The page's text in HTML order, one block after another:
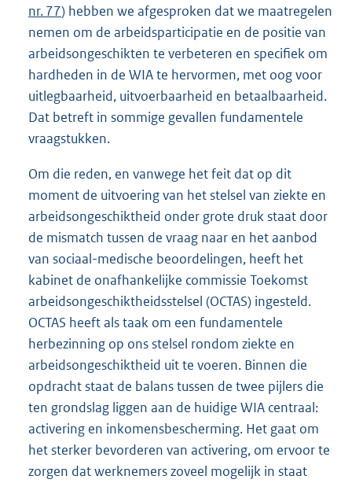
nr. 77) hebben we afgesproken dat we maatregelen
nemen om de arbeidsparticipatie en de positie van
arbeidsongeschikten te verbeteren en specifiek om
hardheden in de WIA te hervormen, met oog voor
uitlegbaarheid, uitvoerbaarheid en betaalbaarheid.
Dat betreft in sommige gevallen fundamentele
vraagstukken.
Om die reden, en vanwege het feit dat op dit
moment de uitvoering van het stelsel van ziekte en
arbeidsongeschiktheid onder grote druk staat door
de mismatch tussen de vraag naar en het aanbod
van sociaal-medische beoordelingen, heeft het
kabinet de onafhankelijke commissie Toekomst
arbeidsongeschiktheidsstelsel (OCTAS) ingesteld.
OCTAS heeft als taak om een fundamentele
herbezinning op ons stelsel rondom ziekte en
arbeidsongeschiktheid uit te voeren. Binnen die
opdracht staat de balans tussen de twee pijlers die
ten grondslag liggen aan de huidige WIA centraal:
activering en inkomensbescherming. Het gaat om
het sterker bevorderen van activering, om ervoor te
zorgen dat werknemers zoveel mogelijk in staat